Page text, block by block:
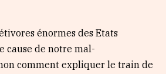
énormes des Etats
cause de notre mal-
comment expliquer le train de